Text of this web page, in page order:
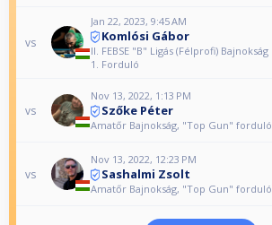
vs
Jan 22, 2023, 9:45 AM
Komlósi Gábor
II. FEBSE "B" Ligás (Félprofi) Bajnokság
1. Forduló
vs
Nov 13, 2022, 1:13 PM
Szőke Péter
Amatőr Bajnokság, "Top Gun" forduló
vs
Nov 13, 2022, 12:23 PM
Sashalmi Zsolt
Amatőr Bajnokság, "Top Gun" forduló